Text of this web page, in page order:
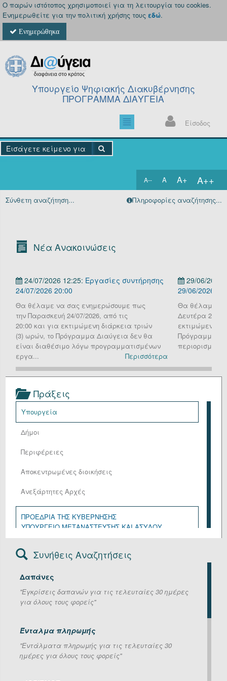
Ο παρών ιστότοπος χρησιμοποιεί για τη λειτουργία του cookies.
Ενημερωθείτε για την πολιτική χρήσης τους εδώ.
Ενημερώθηκα
Υπουργείο Ψηφιακής Διακυβέρνησης
ΠΡΟΓΡΑΜΜΑ ΔΙΑΥΓΕΙΑ
Είσοδος
A-- A A+ A++
Αρχική
Επικοινωνία/Υποστήριξη
Είσοδος
Σύνθετη αναζήτηση... Πληροφορίες αναζήτησης...
Νέα Ανακοινώσεις
24/07/2026 12:25: Εργασίες συντήρησης
24/07/2026 20:00
Θα θέλαμε να σας ενημερώσουμε πως
την Παρασκευή 24/07/2026, από τις
20:00 και για εκτιμώμενη διάρκεια τριών
(3) ωρών, το Πρόγραμμα Διαύγεια δεν θα
είναι διαθέσιμο λόγω προγραμματισμένων
εργα...
Περισσότερα
29/06/2026
29/06/2026
Θα θέλαμε να
Δευτέρα 29
εκτιμώμενη
Πρόγραμμα
περιορισμένη
Πράξεις
Υπουργεία
Δήμοι
Περιφέρειες
Αποκεντρωμένες διοικήσεις
Ανεξάρτητες Αρχές
ΠΡΟΕΔΡΙΑ ΤΗΣ ΚΥΒΕΡΝΗΣΗΣ
ΥΠΟΥΡΓΕΙΟ ΜΕΤΑΝΑΣΤΕΥΣΗΣ ΚΑΙ ΑΣΥΛΟΥ
ΥΠΟΥΡΓΕΙΟ ΑΓΡΟΤΙΚΗΣ ΑΝΑΠΤΥΞΗΣ ΚΑΙ ΤΡΟΦΙΜΩΝ
ΥΠΟΥΡΓΕΙΟ ΑΝΑΠΤΥΞΗΣ
ΥΠΟΥΡΓΕΙΟ ΔΙΚΑΙΟΣΥΝΗΣ
ΥΠΟΥΡΓΕΙΟ ΕΞΩΤΕΡΙΚΩΝ
ΥΠΟΥΡΓΕΙΟ ΕΡΓΑΣΙΑΣ ΚΑΙ ΚΟΙΝΩΝΙΚΗΣ ΑΣΦΑΛΙΣΗΣ
ΥΠΟΥΡΓΕΙΟ ΕΣΩΤΕΡΙΚΩΝ
ΥΠΟΥΡΓΕΙΟ ΚΛΙΜΑΤΙΚΗΣ ΚΡΙΣΗΣ ΚΑΙ ΠΟΛΙΤΙΚΗΣ
ΥΠΟΥΡΓΕΙΟ ΚΟΙΝΩΝΙΚΗΣ ΣΥΝΟΧΗΣ ΚΑΙ
ΟΙΚΟΓΕΝΕΙΑΣ
ΥΠΟΥΡΓΕΙΟ ΝΑΥΤΙΛΙΑΣ ΚΑΙ ΝΗΣΙΩΤΙΚΗΣ ΠΟΛΙΤΙΚΗΣ
ΥΠΟΥΡΓΕΙΟ ΟΙΚΟΝΟΜΙΚΩΝ
Συνήθεις Αναζητήσεις
Δαπάνες
''Εγκρίσεις δαπανών για τις τελευταίες 30 ημέρες
για όλους τους φορείς''
Ένταλμα πληρωμής
''Εντάλματα πληρωμής για τις τελευταίες 30
ημέρες για όλους τους φορείς''